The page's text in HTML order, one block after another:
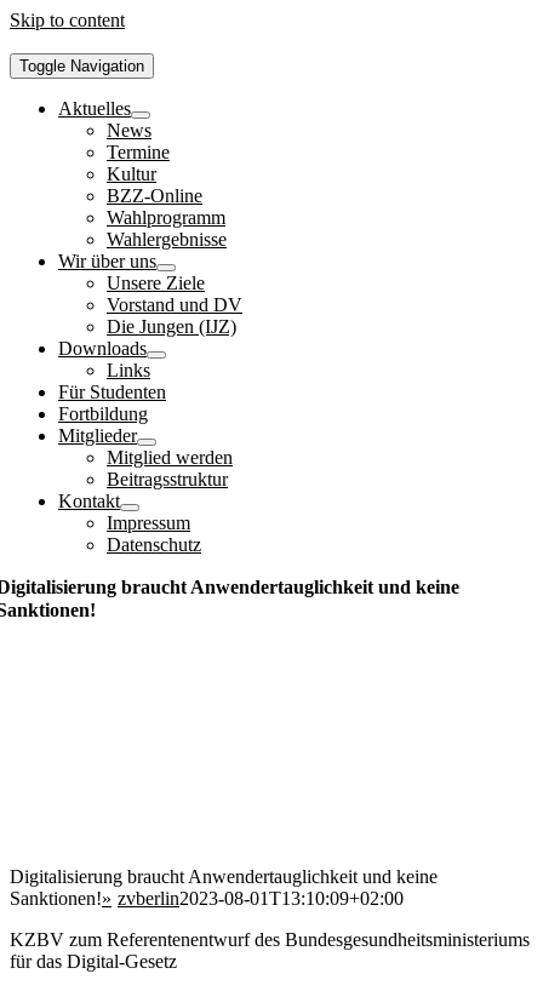
Skip to content
Toggle Navigation
Aktuelles
News
Termine
Kultur
BZZ-Online
Wahlprogramm
Wahlergebnisse
Wir über uns
Unsere Ziele
Vorstand und DV
Die Jungen (IJZ)
Downloads
Links
Für Studenten
Fortbildung
Mitglieder
Mitglied werden
Beitragsstruktur
Kontakt
Impressum
Datenschutz
braucht Anwendertauglichkeit und keine
Digitalisierung braucht Anwendertauglichkeit und keine
Sanktionen!
zvberlin2023-08-01T13:10:09+02:00
KZBV zum Referentenentwurf des Bundesgesundheitsministeriums
für das Digital-Gesetz